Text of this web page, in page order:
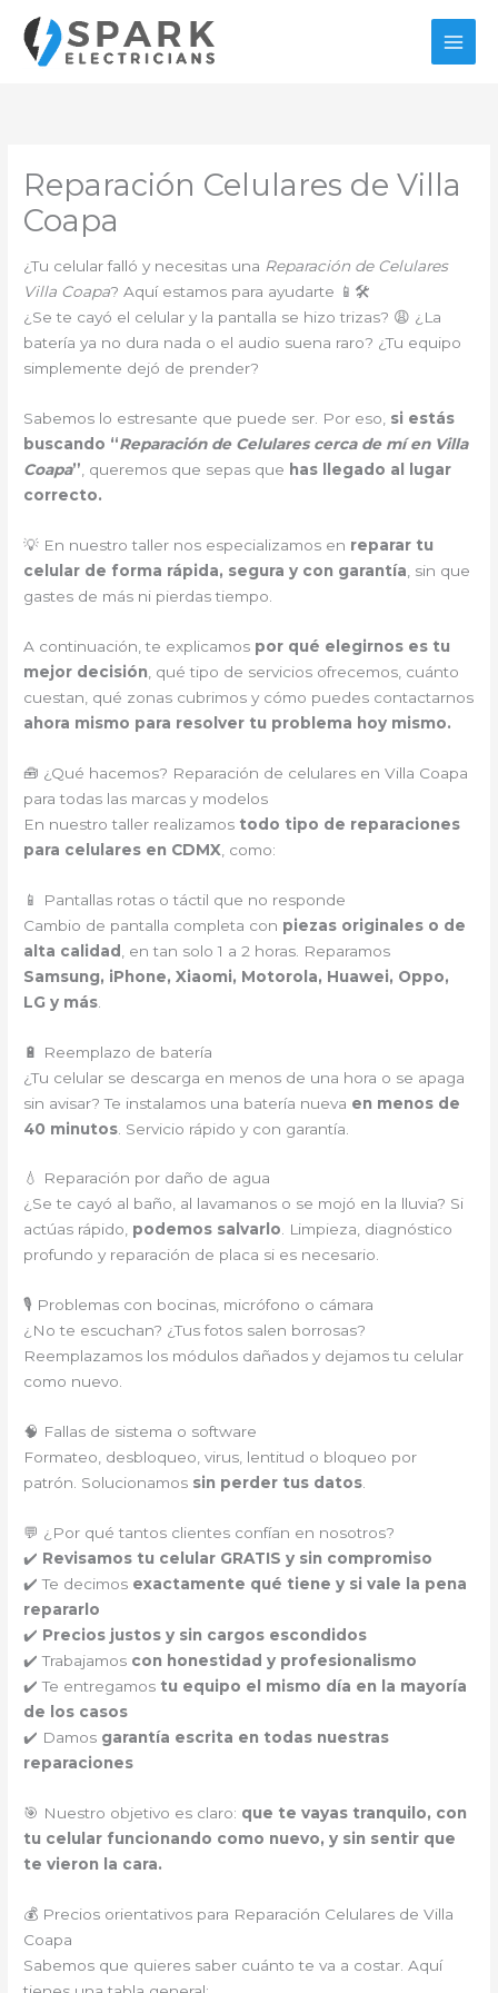
contenido
Reparación Celulares de Villa
Coapa
¿Tu celular falló y necesitas una Reparación de Celulares
Villa Coapa? Aquí estamos para ayudarte 📱🛠️
¿Se te cayó el celular y la pantalla se hizo trizas? 😩 ¿La
batería ya no dura nada o el audio suena raro? ¿Tu equipo
simplemente dejó de prender?
Sabemos lo estresante que puede ser. Por eso, si estás
buscando “Reparación de Celulares cerca de mí en Villa
Coapa” , queremos que sepas que has llegado al lugar
correcto.
💡 En nuestro taller nos especializamos en reparar tu
celular de forma rápida, segura y con garantía , sin que
gastes de más ni pierdas tiempo.
A continuación, te explicamos por qué elegirnos es tu
mejor decisión , qué tipo de servicios ofrecemos, cuánto
cuestan, qué zonas cubrimos y cómo puedes contactarnos
ahora mismo para resolver tu problema hoy mismo.
🧰 ¿Qué hacemos? Reparación de celulares en Villa Coapa
para todas las marcas y modelos
En nuestro taller realizamos todo tipo de reparaciones
para celulares en CDMX , como:
📱 Pantallas rotas o táctil que no responde
Cambio de pantalla completa con piezas originales o de
alta calidad
, en tan solo 1 a 2 horas. Reparamos
Samsung, iPhone, Xiaomi, Motorola, Huawei, Oppo,
LG y más
🔋 Reemplazo de batería
¿Tu celular se descarga en menos de una hora o se apaga
sin avisar? Te instalamos una batería nueva en menos de
40 minutos . Servicio rápido y con garantía.
💧 Reparación por daño de agua
¿Se te cayó al baño, al lavamanos o se mojó en la lluvia? Si
actúas rápido, podemos salvarlo. Limpieza, diagnóstico
profundo y reparación de placa si es necesario.
🎙️ Problemas con bocinas, micrófono o cámara
¿No te escuchan? ¿Tus fotos salen borrosas?
Reemplazamos los módulos dañados y dejamos tu celular
como nuevo.
🧠 Fallas de sistema o software
Formateo, desbloqueo, virus, lentitud o bloqueo por
patrón. Solucionamos sin perder tus datos
💬 ¿Por qué tantos clientes confían en nosotros?
✔️ Revisamos tu celular GRATIS y sin compromiso
✔️ Te decimos exactamente qué tiene y si vale la pena
repararlo
✔️ Precios justos y sin cargos escondidos
✔️ Trabajamos con honestidad y profesionalismo
✔️ Te entregamos tu equipo el mismo día en la mayoría
de los casos
✔️ Damos garantía escrita en todas nuestras
reparaciones
🎯 Nuestro objetivo es claro: que te vayas tranquilo, con
tu celular funcionando como nuevo, y sin sentir que
te vieron la cara.
💰 Precios orientativos para Reparación Celulares de Villa
Coapa
Sabemos que quieres saber cuánto te va a costar. Aquí